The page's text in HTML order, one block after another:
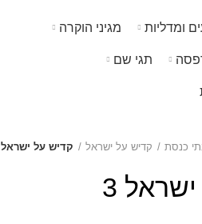
ומדליות מגיני הוקרה
תגי שם
כנסת קדיש על ישראל קדיש על ישראל 3
3